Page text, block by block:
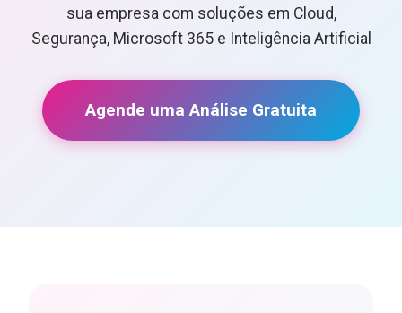
sua empresa com soluções em Cloud,
Segurança, Microsoft 365 e Inteligência Artificial
Agende uma Análise Gratuita